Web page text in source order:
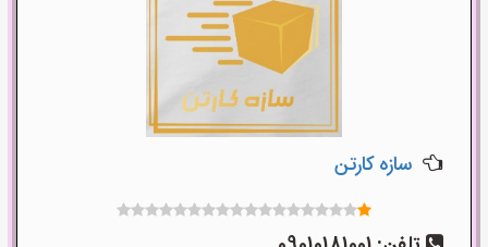
سازه کارتن